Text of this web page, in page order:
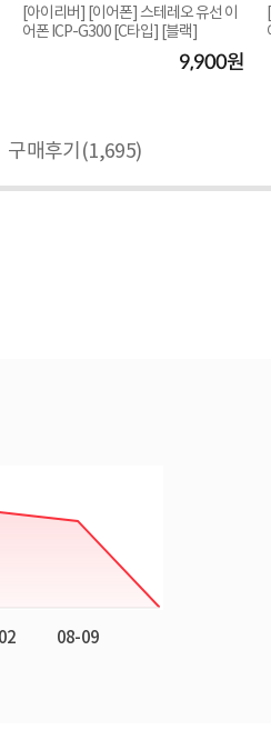
[아이리버] [이어폰] 스테레오 유선 이
어폰 ICP-G300 [C타입] [블랙]
9,900원
구매후기(1,695)